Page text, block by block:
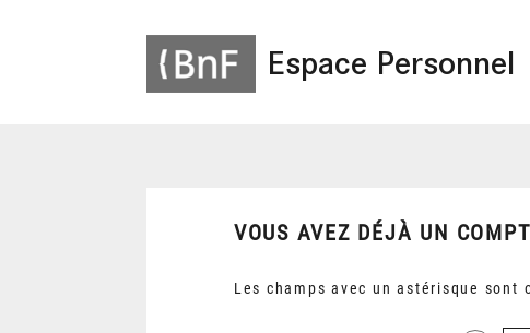
Espace Personnel
VOUS AVEZ DÉJÀ UN
Les champs avec un astérisque sont